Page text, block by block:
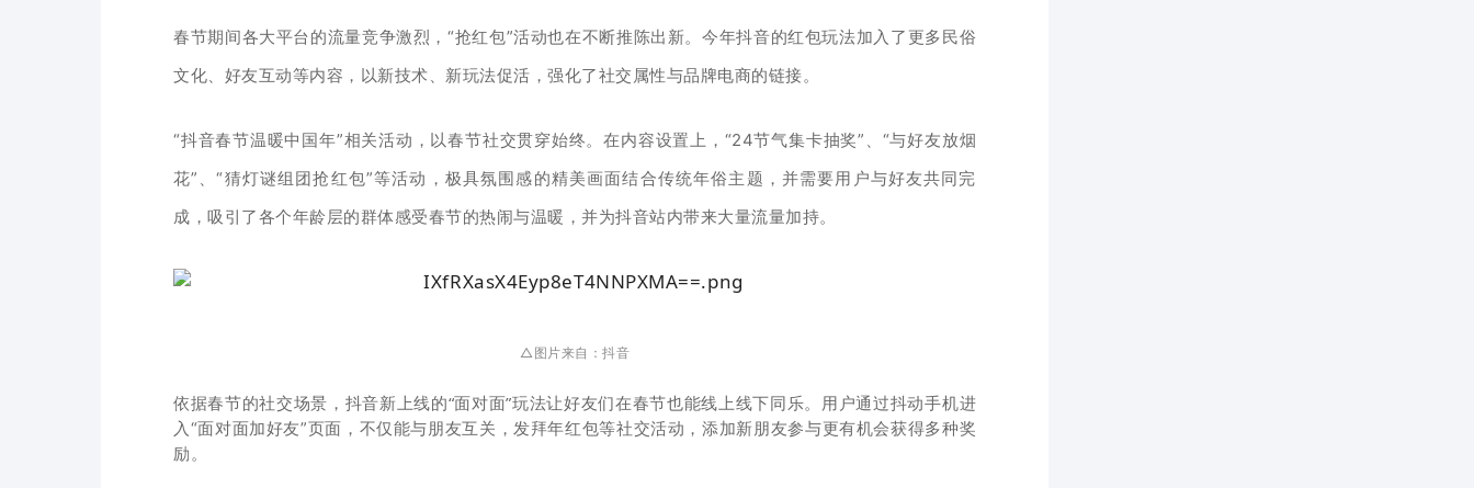
春节期间各大平台的流量竞争激烈，“抢红包”活动也在不断推陈出新。今年抖音的红包玩法加入了更多民俗
文化、好友互动等内容，以新技术、新玩法促活，强化了社交属性与品牌电商的链接。
“抖音春节温暖中国年”相关活动，以春节社交贯穿始终。在内容设置上，“24节气集卡抽奖”、“与好友放烟
花”、“猜灯谜组团抢红包”等活动，极具氛围感的精美画面结合传统年俗主题，并需要用户与好友共同完
成，吸引了各个年龄层的群体感受春节的热闹与温暖，并为抖音站内带来大量流量加持。
△图片来自： 抖音
依据春节的社交场景，抖音新上线的“面对面”玩法让好友们在春节也能线上线下同乐。用户通过抖动手机进
入“面对面加好友”页面，不仅能与朋友互关，发拜年红包等社交活动，添加新朋友参与更有机会获得多种奖
励。